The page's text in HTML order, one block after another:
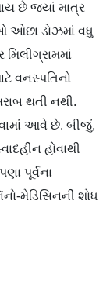
છે જ્યાં માત્ર
ઓછા ડોઝમાં વધુ
વનસ્પતિનો
થતી નથી.
આવે છે. બીજું,
હોવાથી
પૂર્વના
મેડિસિનની શોધ